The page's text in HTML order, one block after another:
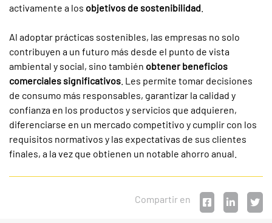
activamente a los objetivos de sostenibilidad
Al adoptar prácticas sostenibles, las empresas no solo
contribuyen a un futuro más desde el punto de vista
ambiental y social, sino también obtener beneficios
comerciales significativos . Les permite tomar decisiones
de consumo más responsables, garantizar la calidad y
confianza en los productos y servicios que adquieren,
diferenciarse en un mercado competitivo y cumplir con los
requisitos normativos y las expectativas de sus clientes
finales, a la vez que obtienen un notable ahorro anual.
Compartir en